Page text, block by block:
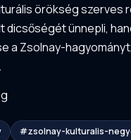
örökség szerves
ünnepli,
Zsolnay-
#zsolnay-kulturalis-